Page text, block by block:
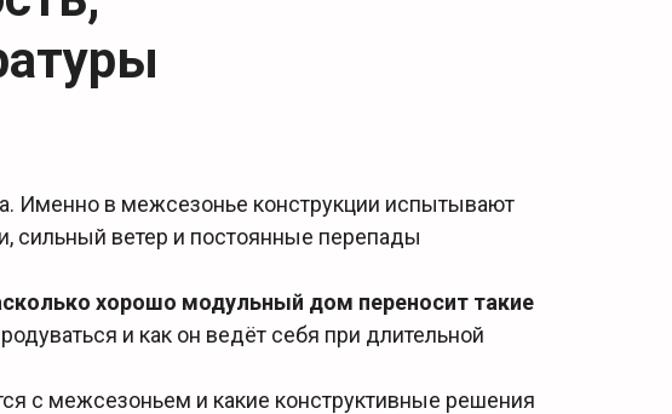
в межсезонье конструкции испытывают
сильный ветер и постоянные перепады
хорошо модульный дом переносит такие
и как он ведёт себя при длительной
с межсезоньем и какие конструктивные решения